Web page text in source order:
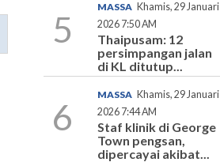
5
MASSA Khamis, 29 Januari
2026 7:50 AM
Thaipusam: 12
persimpangan jalan
di KL ditutup...
6
MASSA Khamis, 29 Januari
2026 7:44 AM
Staf klinik di George
Town pengsan,
dipercayai akibat...